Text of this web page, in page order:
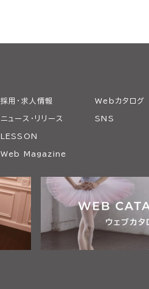
採用・求人情報
ニュース・リリース
LESSON
Web Magazine
Webカタログ
SNS